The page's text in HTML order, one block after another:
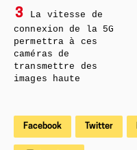
3
La vitesse de
connexion de la 5G
permettra à ces
caméras de
transmettre des
images haute
Facebook Twitter